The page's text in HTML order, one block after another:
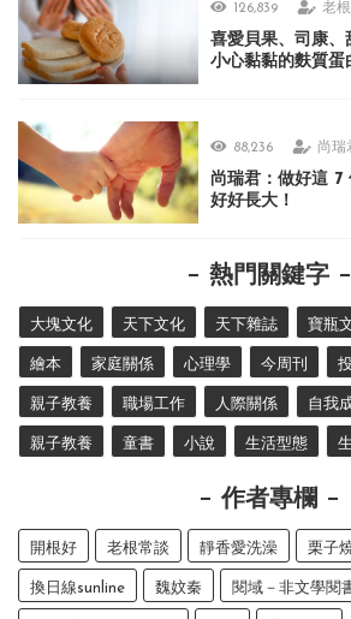
126,839 老
喜愛貝果、司康、
小心黏黏的麩質蛋
88,236 尚瑞
尚瑞君：做好這 7
好好長大！
熱門關鍵字
大塊文化 天下文化 天下雜誌 寶瓶
繪本 家庭關係 心理學 今周刊
親子教養 職場工作 人際關係 自我
親子教養 童書 小說 生活型態
作者專欄
開根好 老根常談 靜香愛洗澡 栗子
換日線sunline 魏妏秦 閱域－非文學閱